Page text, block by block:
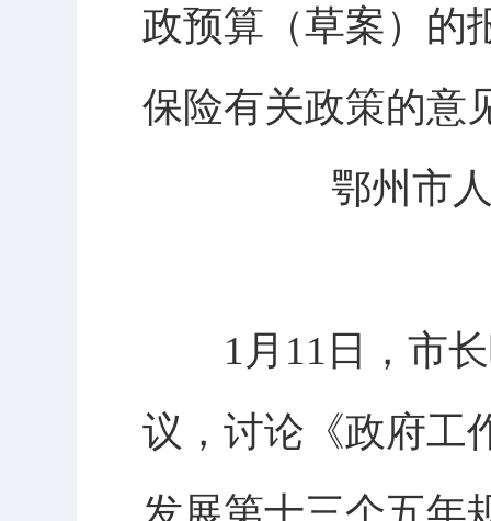
政预算（草案）的
保险有关政策的意
鄂州市
1月11日，市长
议，讨论《政府工